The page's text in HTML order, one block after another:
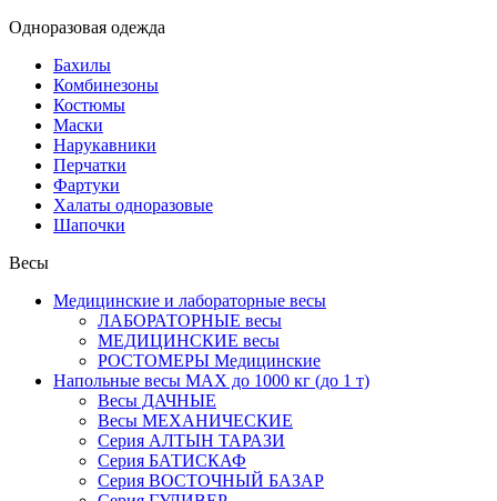
Одноразовая одежда
Бахилы
Комбинезоны
Костюмы
Маски
Нарукавники
Перчатки
Фартуки
Халаты одноразовые
Шапочки
Весы
Медицинские и лабораторные весы
ЛАБОРАТОРНЫЕ весы
МЕДИЦИНСКИЕ весы
РОСТОМЕРЫ Медицинские
Напольные весы MAX до 1000 кг (до 1 т)
Весы ДАЧНЫЕ
Весы МЕХАНИЧЕСКИЕ
Серия АЛТЫН ТАРАЗИ
Серия БАТИСКАФ
Серия ВОСТОЧНЫЙ БАЗАР